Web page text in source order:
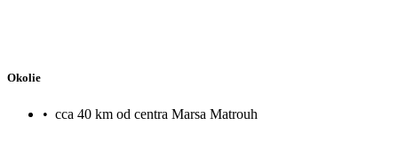
Okolie
• cca 40 km od centra Marsa Matrouh